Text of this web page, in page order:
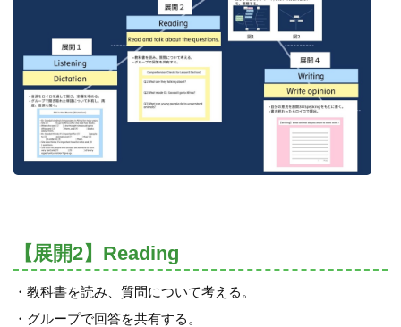
【展開2】Reading
・教科書を読み、質問について考える。
・グループで回答を共有する。